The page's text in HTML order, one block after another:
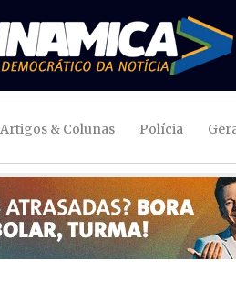
Artigos & Colunas Polícia